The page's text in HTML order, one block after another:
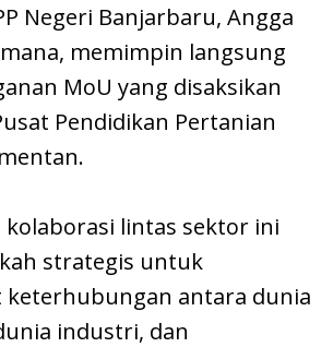
Negeri Banjarbaru, Angga
memimpin langsung
MoU yang disaksikan
Pendidikan Pertanian
lintas sektor ini
strategis untuk
keterhubungan antara dunia
industri, dan